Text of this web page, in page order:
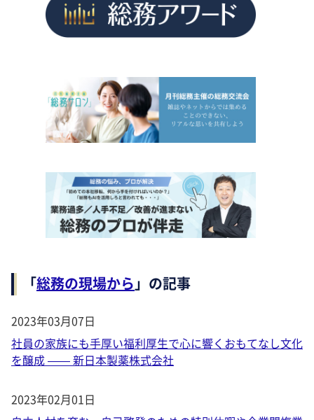
「総務の現場から」の記事
2023年03月07日
社員の家族にも手厚い福利厚生で心に響くおもてなし文化
を醸成 —— 新日本製薬株式会社
2023年02月01日